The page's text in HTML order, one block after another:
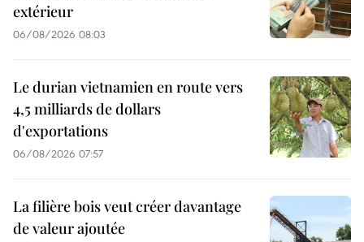
extérieur
06/08/2026 08:03
Le durian vietnamien en route vers
4,5 milliards de dollars
d'exportations
06/08/2026 07:57
La filière bois veut créer davantage
de valeur ajoutée